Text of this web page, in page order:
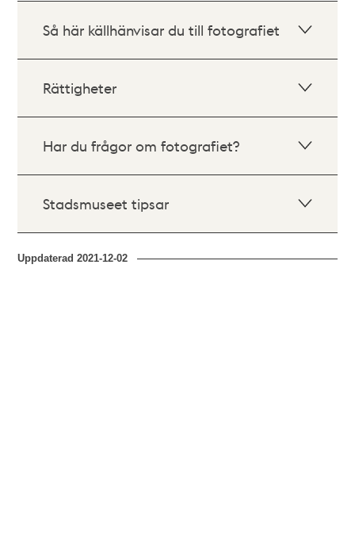
Så här källhänvisar du till fotografiet
Rättigheter
Har du frågor om fotografiet?
Stadsmuseet tipsar
Uppdaterad2021-12-02